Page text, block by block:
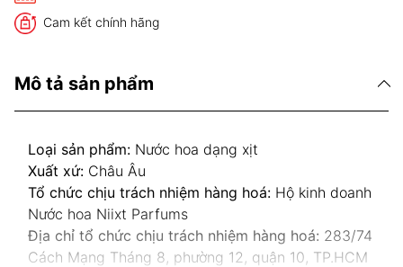
Cam kết chính hãng
Mô tả sản phẩm
Loại sản phẩm: Nước hoa dạng xịt
Xuất xứ: Châu Âu
Tổ chức chịu trách nhiệm hàng hoá: Hộ kinh doanh
Nước hoa Niixt Parfums
Địa chỉ tổ chức chịu trách nhiệm hàng hoá: 283/74
Cách Mạng Tháng 8, phường 12, quận 10, TP.HCM